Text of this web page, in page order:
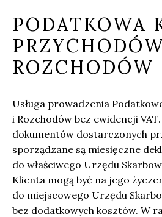
PODATKOWA
ROZCHODÓW
Usługa prowadzenia
i Rozchodów bez ewidencji
dokumentów dostarczonych
sporządzane są miesięczne
do właściwego Urzędu
Klienta mogą być na jego
do miejscowego Urzędu
bez dodatkowych kosztów. W